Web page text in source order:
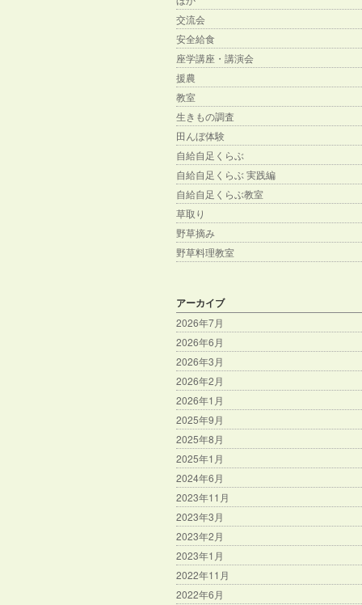
交流会
安全給食
座学講座・講演会
援農
教室
生きもの調査
田んぼ体験
自給自足くらぶ
自給自足くらぶ 実践編
自給自足くらぶ教室
草取り
野草摘み
野草料理教室
アーカイブ
2026年7月
2026年6月
2026年3月
2026年2月
2026年1月
2025年9月
2025年8月
2025年1月
2024年6月
2023年11月
2023年3月
2023年2月
2023年1月
2022年11月
2022年6月